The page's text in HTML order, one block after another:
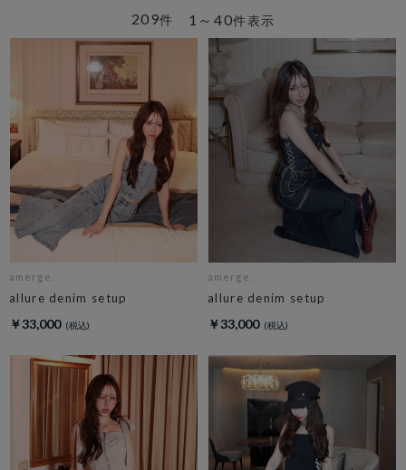
1～40件表示
209件
amerge.
allure denim setup
￥33,000
amerge.
allure denim setup
￥33,000